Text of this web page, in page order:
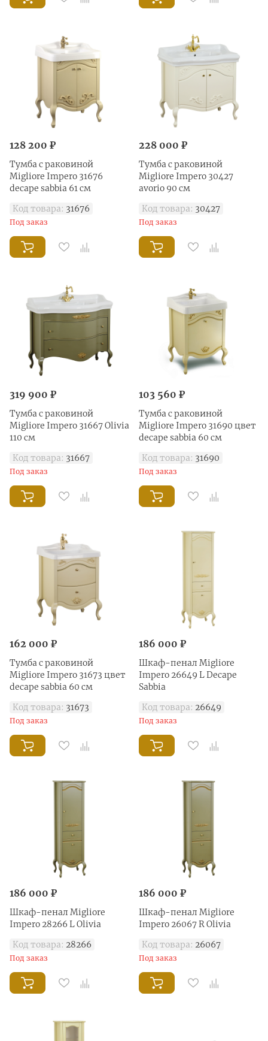
128 200 ₽
Тумба с раковиной
Migliore Impero 31676
decape sabbia 61 см
Код товара: 31676
Под заказ
228 000 ₽
Тумба с раковиной
Migliore Impero 30427
avorio 90 см
Код товара: 30427
Под заказ
319 900 ₽
Тумба с раковиной
Migliore Impero 31667 Olivia
110 см
Код товара: 31667
Под заказ
103 560 ₽
Тумба с раковиной
Migliore Impero 31690 цвет
decape sabbia 60 см
Код товара: 31690
Под заказ
162 000 ₽
Тумба с раковиной
Migliore Impero 31673 цвет
decape sabbia 60 см
Код товара: 31673
Под заказ
186 000 ₽
Шкаф-пенал Migliore
Impero 26649 L Decape
Sabbia
Код товара: 26649
Под заказ
186 000 ₽
Шкаф-пенал Migliore
Impero 28266 L Olivia
Код товара: 28266
Под заказ
186 000 ₽
Шкаф-пенал Migliore
Impero 26067 R Olivia
Код товара: 26067
Под заказ